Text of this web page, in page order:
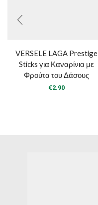
VERSELE LAGA Prestige
Sticks για Καναρίνια με
Φρούτα του Δάσους
€2.90